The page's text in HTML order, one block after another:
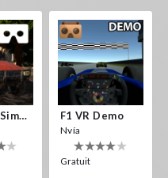
Off Road Simulator VR F1 VR Demo
Nvía
Gratuit